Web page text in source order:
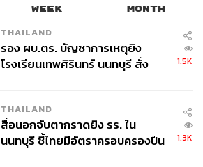
WEEK MONTH
THAILAND
รอง ผบ.ตร. บัญชาการเหตุยิง
โรงเรียนเทพศิรินทร์ นนทบุรี สั่ง
1.5K
THAILAND
สื่อนอกจับตากราดยิง รร. ใน
นนทบุรี ชี้ไทยมีอัตราครอบครองปืน
1.3K